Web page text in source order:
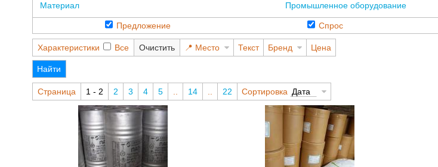
Материал
Промышленное оборудование
Предложение Спрос
Характеристики Все Очистить Место Текст Бренд Цена
Найти
Страница 1 - 2 2 3 4 5 14 22 Сортировка Дата